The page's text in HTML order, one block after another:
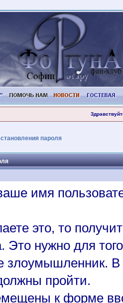
пароля
имя
это, то
Это нужно для
злоумышленник. В
пройти.
к форме